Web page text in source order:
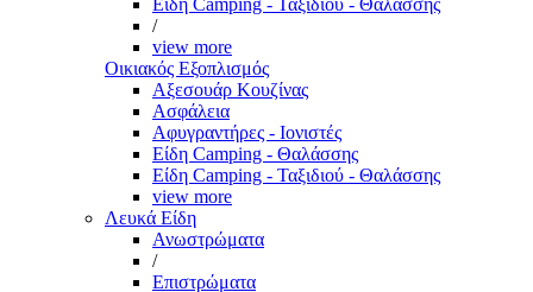
Είδη Camping - Ταξιδιού - Θαλάσσης
/
view more
Οικιακός Εξοπλισμός
Αξεσουάρ Κουζίνας
Ασφάλεια
Αφυγραντήρες - Ιονιστές
Είδη Camping - Θαλάσσης
Είδη Camping - Ταξιδιού - Θαλάσσης
view more
Λευκά Είδη
Ανωστρώματα
/
Επιστρώματα